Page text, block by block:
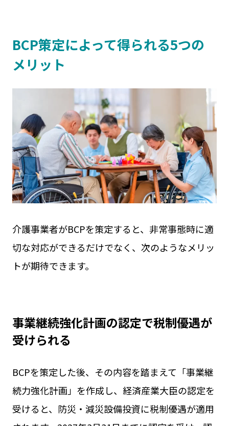
BCP策定によって得られる5つの
メリット
介護事業者がBCPを策定すると、非常事態時に適
切な対応ができるだけでなく、次のようなメリッ
トが期待できます。
事業継続強化計画の認定で税制優遇が
受けられる
BCPを策定した後、その内容を踏まえて「事業継
続力強化計画」を作成し、経済産業大臣の認定を
受けると、防災・減災設備投資に税制優遇が適用